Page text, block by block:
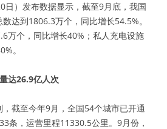
日）发布数据显示，截至9月底，我国
达到1806.3万个，同比增长54.5%。
万个，同比增长40%；私人充电设施
。
达26.9亿人次
截至今年9月，全国54个城市已开通
条，运营里程11330.5公里。9月份，